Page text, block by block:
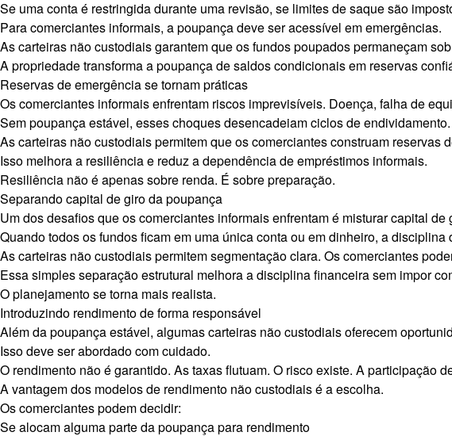
Se uma conta é restringida durante uma revisão, se limites de saque são
Para comerciantes informais, a poupança deve ser acessível em emergências.
As carteiras não custodiais garantem que os fundos poupados permaneçam
A propriedade transforma a poupança de saldos condicionais em reservas
Reservas de emergência se tornam práticas
Os comerciantes informais enfrentam riscos imprevisíveis. Doença, falha de
Sem poupança estável, esses choques desencadeiam ciclos de endividamento.
As carteiras não custodiais permitem que os comerciantes construam
Isso melhora a resiliência e reduz a dependência de empréstimos informais.
Resiliência não é apenas sobre renda. É sobre preparação.
Separando capital de giro da poupança
Um dos desafios que os comerciantes informais enfrentam é misturar capital
Quando todos os fundos ficam em uma única conta ou em dinheiro, a disciplina
As carteiras não custodiais permitem segmentação clara. Os comerciantes
Essa simples separação estrutural melhora a disciplina financeira sem impor
O planejamento se torna mais realista.
Introduzindo rendimento de forma responsável
Além da poupança estável, algumas carteiras não custodiais oferecem
Isso deve ser abordado com cuidado.
O rendimento não é garantido. As taxas flutuam. O risco existe. A participação
A vantagem dos modelos de rendimento não custodiais é a escolha.
Os comerciantes podem decidir:
Se alocam alguma parte da poupança para rendimento